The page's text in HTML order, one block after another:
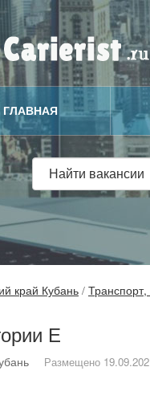
ГЛАВНАЯ
край Кубань / Транспорт,
Е
Размещено